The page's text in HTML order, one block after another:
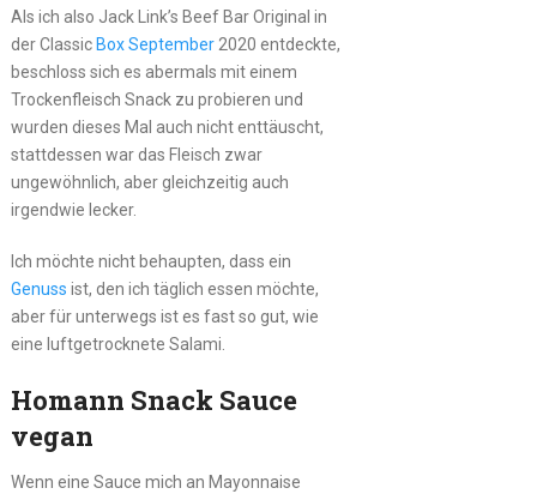
Als ich also Jack Link’s Beef Bar Original in
der Classic Box September2020 entdeckte,
beschloss sich es abermals mit einem
Trockenfleisch Snack zu probieren und
wurden dieses Mal auch nicht enttäuscht,
stattdessen war das Fleisch zwar
ungewöhnlich, aber gleichzeitig auch
irgendwie lecker.
Ich möchte nicht behaupten, dass ein
Genuss ist, den ich täglich essen möchte,
aber für unterwegs ist es fast so gut, wie
eine luftgetrocknete Salami.
Homann Snack Sauce
vegan
Wenn eine Sauce mich an Mayonnaise